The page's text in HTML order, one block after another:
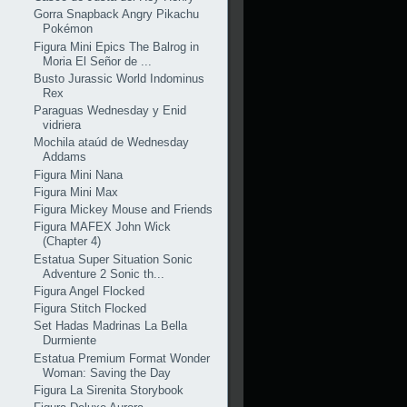
Gorra Snapback Angry Pikachu
Pokémon
Figura Mini Epics The Balrog in
Moria El Señor de ...
Busto Jurassic World Indominus
Rex
Paraguas Wednesday y Enid
vidriera
Mochila ataúd de Wednesday
Addams
Figura Mini Nana
Figura Mini Max
Figura Mickey Mouse and Friends
Figura MAFEX John Wick
(Chapter 4)
Estatua Super Situation Sonic
Adventure 2 Sonic th...
Figura Angel Flocked
Figura Stitch Flocked
Set Hadas Madrinas La Bella
Durmiente
Estatua Premium Format Wonder
Woman: Saving the Day
Figura La Sirenita Storybook